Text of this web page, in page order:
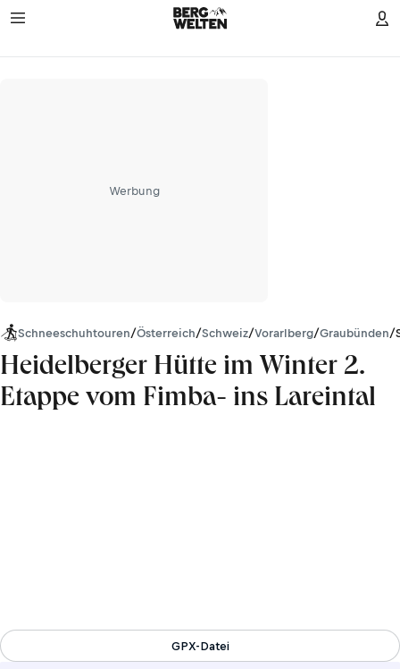
Werbung
Schneeschuhtouren/Österreich/Schweiz/Vorarlberg/Graubünden/
Heidelberger Hütte im Winter 2.
Etappe vom Fimba- ins Lareintal
GPX-Datei